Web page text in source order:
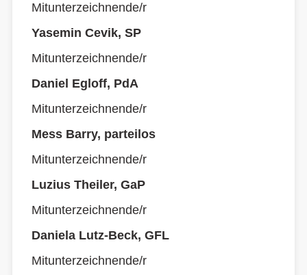
Mitunterzeichnende/r
Yasemin Cevik, SP
Mitunterzeichnende/r
Daniel Egloff, PdA
Mitunterzeichnende/r
Mess Barry, parteilos
Mitunterzeichnende/r
Luzius Theiler, GaP
Mitunterzeichnende/r
Daniela Lutz-Beck, GFL
Mitunterzeichnende/r